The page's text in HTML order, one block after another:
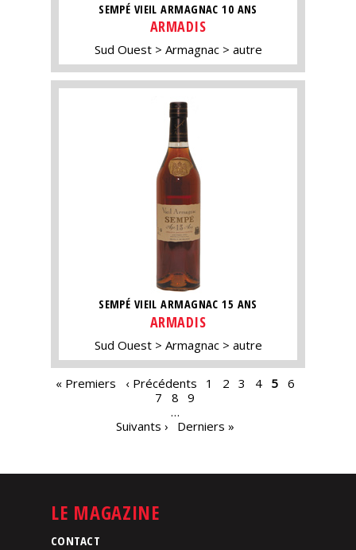
SEMPÉ VIEIL ARMAGNAC 10 ANS
ARMADIS
Sud Ouest Armagnac autre
SEMPÉ VIEIL ARMAGNAC 15 ANS
ARMADIS
Sud Ouest Armagnac autre
PAGES
« Premiers ‹ Précédents 1 2 3 4 5 6
7
8
9
…
Suivants ›
Derniers »
LE MAGAZINE
CONTACT